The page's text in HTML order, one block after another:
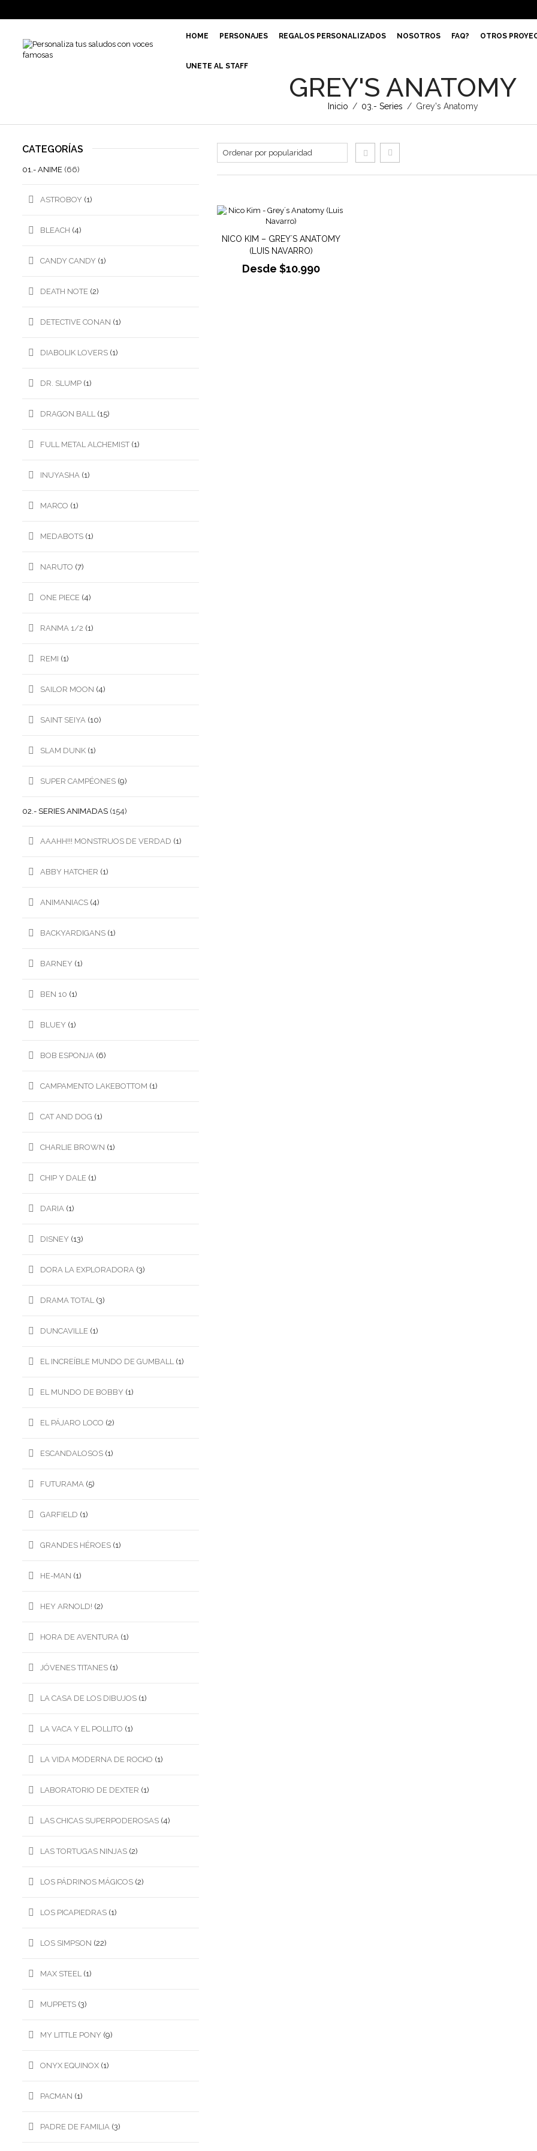
HOME PERSONAJES REGALOS PERSONALIZADOS NOSOTROS FAQ? OTROS
UNETE AL STAFF
GREY'S ANATOMY
Inicio / 03.- Series / Grey's Anatomy
NICO KIM – GREY´S ANATOMY
(LUIS NAVARRO)
Desde $10.990
CATEGORÍAS
01.- ANIME (66)
ASTROBOY (1)
BLEACH (4)
CANDY CANDY (1)
DEATH NOTE (2)
DETECTIVE CONAN (1)
DIABOLIK LOVERS (1)
DR. SLUMP (1)
DRAGON BALL (15)
FULL METAL ALCHEMIST (1)
INUYASHA (1)
MARCO (1)
MEDABOTS (1)
NARUTO (7)
ONE PIECE (4)
RANMA 1/2 (1)
REMI (1)
SAILOR MOON (4)
SAINT SEIYA (10)
SLAM DUNK (1)
SUPER CAMPÉONES (9)
02.- SERIES ANIMADAS (154)
AAAHH!!! MONSTRUOS DE VERDAD (1)
ABBY HATCHER (1)
ANIMANIACS (4)
BACKYARDIGANS (1)
BARNEY (1)
BEN 10 (1)
BLUEY (1)
BOB ESPONJA (6)
CAMPAMENTO LAKEBOTTOM (1)
CAT AND DOG (1)
CHARLIE BROWN (1)
CHIP Y DALE (1)
DARIA (1)
DISNEY (13)
DORA LA EXPLORADORA (3)
DRAMA TOTAL (3)
DUNCAVILLE (1)
EL INCREÍBLE MUNDO DE GUMBALL (1)
EL MUNDO DE BOBBY (1)
EL PÁJARO LOCO (2)
ESCANDALOSOS (1)
FUTURAMA (5)
GARFIELD (1)
GRANDES HÉROES (1)
HE-MAN (1)
HEY ARNOLD! (2)
HORA DE AVENTURA (1)
JÓVENES TITANES (1)
LA CASA DE LOS DIBUJOS (1)
LA VACA Y EL POLLITO (1)
LA VIDA MODERNA DE ROCKO (1)
LABORATORIO DE DEXTER (1)
LAS CHICAS SUPERPODEROSAS (4)
LAS TORTUGAS NINJAS (2)
LOS PÁDRINOS MÁGICOS (2)
LOS PICAPIEDRAS (1)
LOS SIMPSON (22)
MAX STEEL (1)
MUPPETS (3)
MY LITTLE PONY (9)
ONYX EQUINOX (1)
PACMAN (1)
PADRE DE FAMILIA (3)